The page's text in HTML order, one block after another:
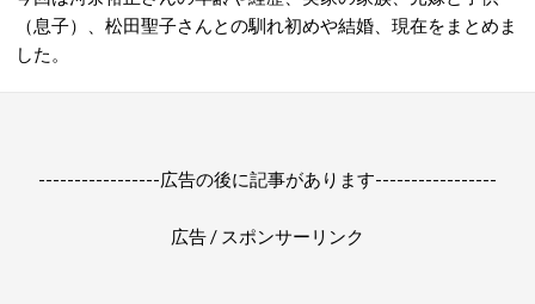
（息子）、松田聖子さんとの馴れ初めや結婚、現在をまとめま
した。
-----------------広告の後に記事があります-----------------
広告 / スポンサーリンク